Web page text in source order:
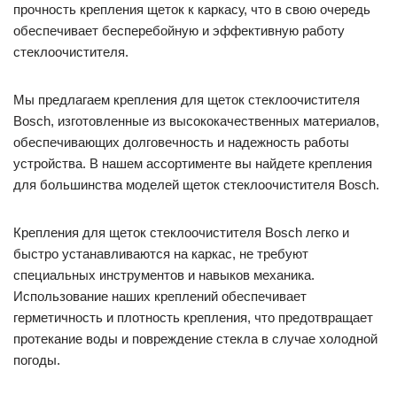
прочность крепления щеток к каркасу, что в свою очередь
обеспечивает бесперебойную и эффективную работу
стеклоочистителя.
Мы предлагаем крепления для щеток стеклоочистителя
Bosch, изготовленные из высококачественных материалов,
обеспечивающих долговечность и надежность работы
устройства. В нашем ассортименте вы найдете крепления
для большинства моделей щеток стеклоочистителя Bosch.
Крепления для щеток стеклоочистителя Bosch легко и
быстро устанавливаются на каркас, не требуют
специальных инструментов и навыков механика.
Использование наших креплений обеспечивает
герметичность и плотность крепления, что предотвращает
протекание воды и повреждение стекла в случае холодной
погоды.